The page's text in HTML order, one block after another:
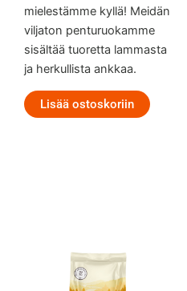
mielestämme kyllä! Meidän
viljaton penturuokamme
sisältää tuoretta lammasta
ja herkullista ankkaa.
Lisää ostoskoriin